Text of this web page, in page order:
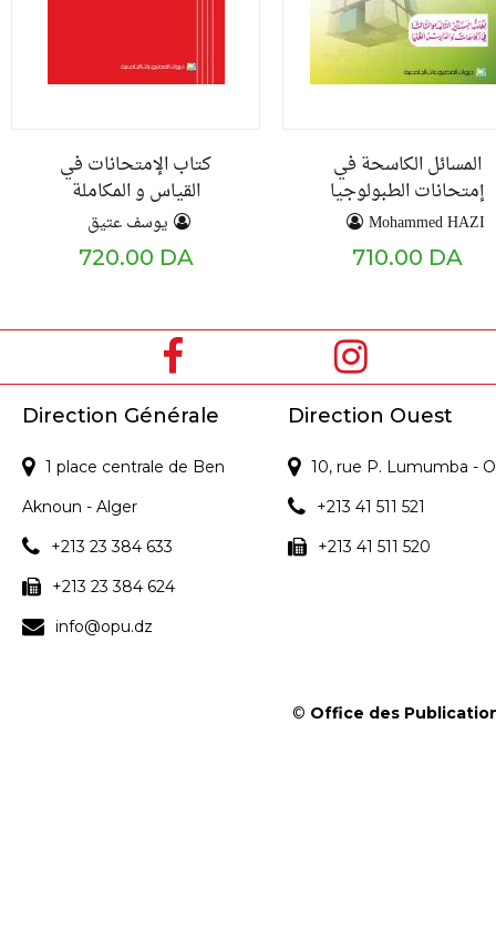
كتاب الإمتحانات في
القياس و المكاملة
يوسف عتيق
720.00 DA
المسائل الكاسحة في
إمتحانات الطبولوجيا
Mohammed HAZI
710.00 DA
Direction Générale
1 place centrale de Ben
Aknoun - Alger
+213 23 384 633
+213 23 384 624
info@opu.dz
Direction Ouest
10, rue P. Lumumba -
+213 41 511 521
+213 41 511 520
© Office des